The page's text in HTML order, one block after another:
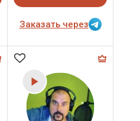
Заказать через